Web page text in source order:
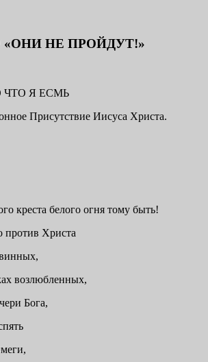
НЕ ПРОЙДУТ!»
ЧТО Я ЕСМЬ
Присутствие Иисуса Христа.
креста белого огня тому быть!
против Христа
возлюбленных,
Бога,